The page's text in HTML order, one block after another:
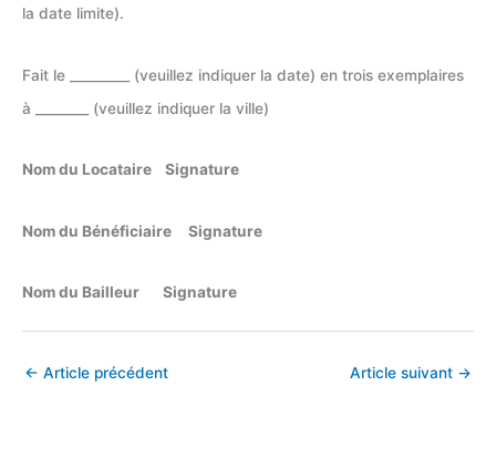
la date limite).
Fait le _________ (veuillez indiquer la date) en trois exemplaires
à ________ (veuillez indiquer la ville)
Nom du Locataire Signature
Nom du Bénéficiaire Signature
Nom du Bailleur Signature
← Article précédent Article suivant →